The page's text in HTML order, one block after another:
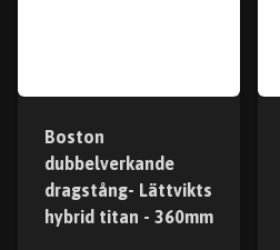
Boston
dubbelverkande
dragstång- Lättvikts
hybrid titan - 360mm